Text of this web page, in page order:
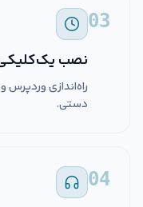
03
نصب
راه‌اندازی
دستی.
04